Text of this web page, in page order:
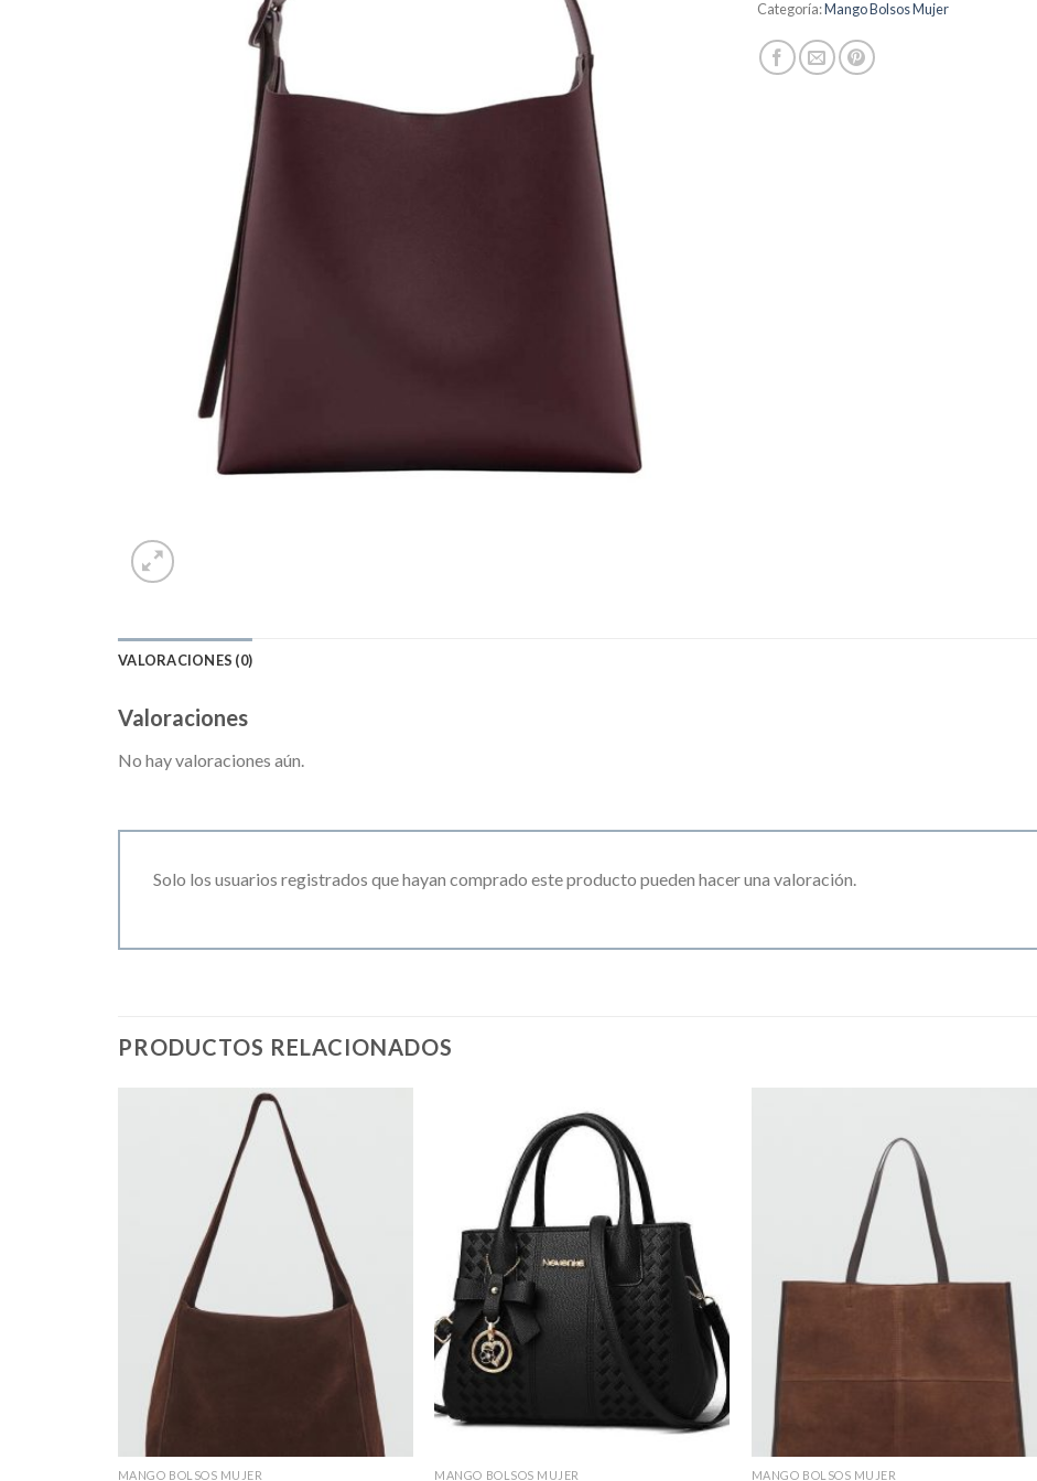
Categoría:Mango Bolsos Mujer
VALORACIONES (0)
Valoraciones
No hay valoraciones aún.
Solo los usuarios registrados que hayan comprado este producto pueden hacer una valoración.
PRODUCTOS RELACIONADOS
MANGO BOLSOS MUJER MANGO BOLSOS MUJER MANGO BOLSOS MUJER